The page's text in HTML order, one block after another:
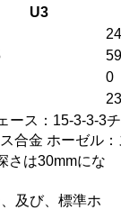
U3
24
59
0
ース：15-3-3-3
合金 ホーゼル
さは30mmにな
及び、標準ホ